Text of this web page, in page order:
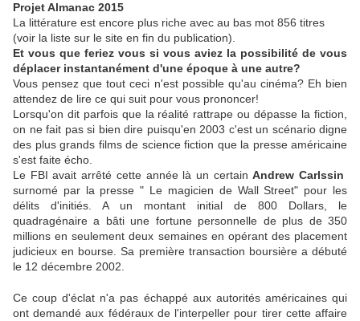
Projet Almanac 2015
La littérature est encore plus riche avec au bas mot 856 titres
(voir la liste sur le site en fin du publication).
Et vous que feriez vous si vous aviez la possibilité de vous
déplacer instantanément d'une époque à une autre?
Vous pensez que tout ceci n'est possible qu'au cinéma? Eh bien
attendez de lire ce qui suit pour vous prononcer!
Lorsqu'on dit parfois que la réalité rattrape ou dépasse la fiction,
on ne fait pas si bien dire puisqu'en 2003 c'est un scénario digne
des plus grands films de science fiction que la presse américaine
s'est faite écho.
Le FBI avait arrêté cette année là un certainAndrew Carlssin
surnomé par la presse " Le magicien de Wall Street" pour les
délits d'initiés. A un montant initial de 800 Dollars, le
quadragénaire a bâti une fortune personnelle de plus de 350
millions en seulement deux semaines en opérant des placement
judicieux en bourse. Sa première transaction boursière a débuté
le 12 décembre 2002.
Ce coup d'éclat n'a pas échappé aux autorités américaines qui
ont demandé aux fédéraux de l'interpeller pour tirer cette affaire